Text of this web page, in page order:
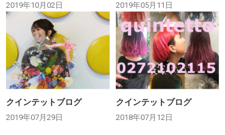
2019年10月02日 2019年05月11日
クインテットブログ
2019年07月29日
クインテットブログ
2018年07月12日